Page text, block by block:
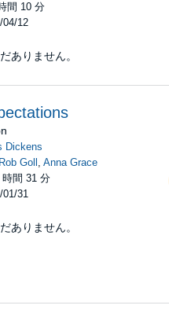
間 10 分
04/12
ありません。
Dickens
Rob Goll ,Anna Grace
間 31 分
31
ありません。